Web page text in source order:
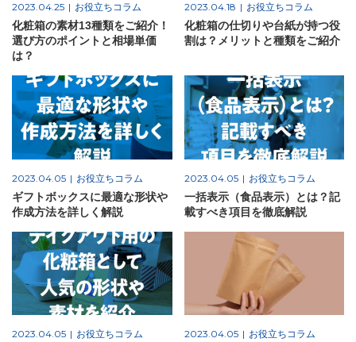
2023.04.25 お役立ちコラム
化粧箱の素材13種類をご紹介！
選び方のポイントと相場単価
は？
2023.04.18 お役立ちコラム
化粧箱の仕切りや台紙が持つ役
割は？メリットと種類をご紹介
2023.04.05 お役立ちコラム
ギフトボックスに最適な形状や
作成方法を詳しく解説
2023.04.05 お役立ちコラム
一括表示（食品表示）とは？記
載すべき項目を徹底解説
2023.04.05 お役立ちコラム 2023.04.05 お役立ちコラム